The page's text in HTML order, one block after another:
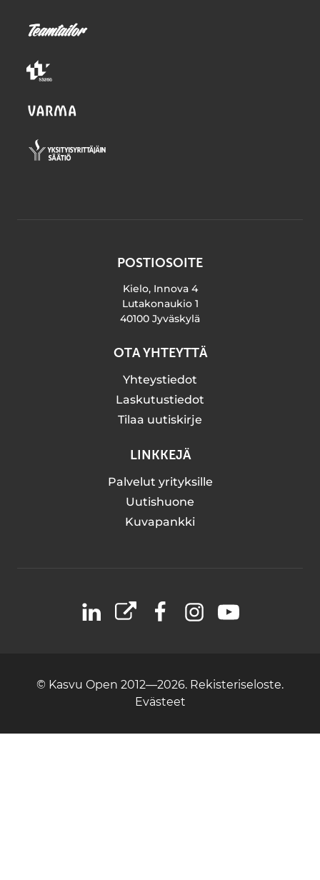
POSTIOSOITE
Kielo, Innova 4
Lutakonaukio 1
40100 Jyväskylä
OTA YHTEYTTÄ
Yhteystiedot
Laskutustiedot
Tilaa uutiskirje
LINKKEJÄ
Palvelut yrityksille
Uutishuone
Kuvapankki
LinkedIn
X FacebookInstagramYouTube
© Kasvu Open 2012—2026. Rekisteriseloste.
Evästeet